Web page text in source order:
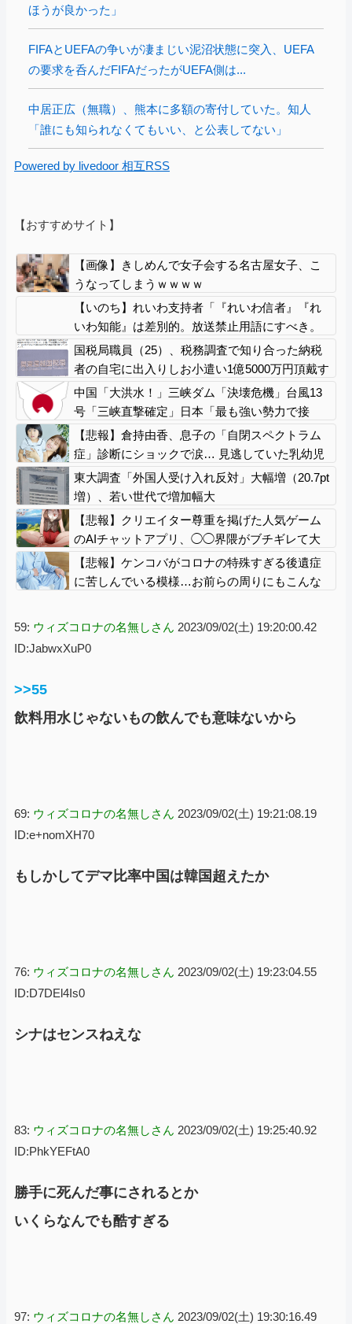
ほうが良かった」
FIFAとUEFAの争いが凄まじい泥沼状態に突入、UEFA
の要求を呑んだFIFAだったがUEFA側は...
中居正広（無職）、熊本に多額の寄付していた。知人
「誰にも知られなくてもいい、と公表してない」
Powered by livedoor 相互RSS
【おすすめサイト】
【画像】きしめんで女子会する名古屋女子、こ
うなってしまうｗｗｗｗ
【いのち】れいわ支持者「『れいわ信者』『れ
いわ知能』は差別的。放送禁止用語にすべき。
オールドメディアは配慮を」→かわりにピッタ
リの名称が爆誕してしまうw
国税局職員（25）、税務調査で知り合った納税
者の自宅に出入りしお小遣い1億5000万円頂戴す
るwww
中国「大洪水！」三峡ダム「決壊危機」台風13
号「三峡直撃確定」日本「最も強い勢力で接
近！（伊勢湾台風級」台風13号と15号「中国本
土でぶつかり合う（前代未聞」→
【悲報】倉持由香、息子の「自閉スペクトラム
症」診断にショックで涙… 見逃していた乳幼児
期のサインとは？
東大調査「外国人受け入れ反対」大幅増（20.7pt
増）、若い世代で増加幅大
【悲報】クリエイター尊重を掲げた人気ゲーム
のAIチャットアプリ、◯◯界隈がブチギレて大
炎上
【悲報】ケンコバがコロナの特殊すぎる後遺症
に苦しんでいる模様…お前らの周りにもこんな
59: ウィズコロナの名無しさん 2023/09/02(土) 19:20:00.42
ID:JabwxXuP0
>>55
飲料用水じゃないもの飲んでも意味ないから
69: ウィズコロナの名無しさん 2023/09/02(土) 19:21:08.19
ID:e+nomXH70
もしかしてデマ比率中国は韓国超えたか
76: ウィズコロナの名無しさん 2023/09/02(土) 19:23:04.55
ID:D7DEl4Is0
シナはセンスねえな
83: ウィズコロナの名無しさん 2023/09/02(土) 19:25:40.92
ID:PhkYEFtA0
勝手に死んだ事にされるとか
いくらなんでも酷すぎる
97: ウィズコロナの名無しさん 2023/09/02(土) 19:30:16.49